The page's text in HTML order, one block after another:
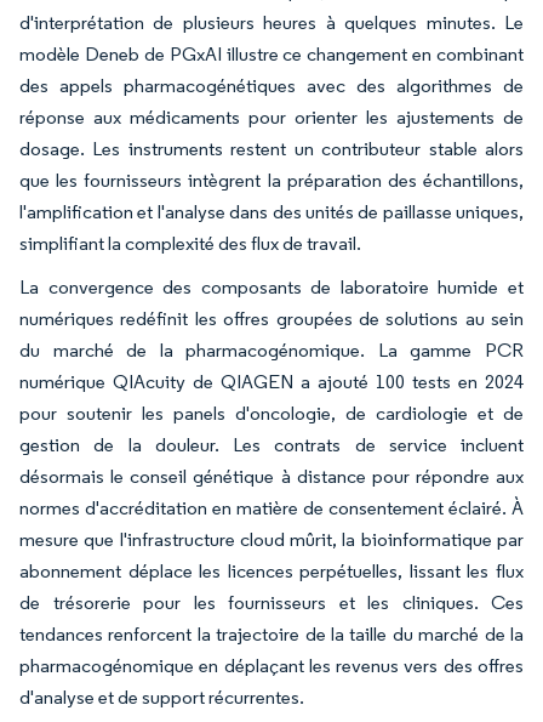
d'interprétation de plusieurs heures à quelques minutes. Le
modèle Deneb de PGxAI illustre ce changement en combinant
des appels pharmacogénétiques avec des algorithmes de
réponse aux médicaments pour orienter les ajustements de
dosage. Les instruments restent un contributeur stable alors
que les fournisseurs intègrent la préparation des échantillons,
l'amplification et l'analyse dans des unités de paillasse uniques,
simplifiant la complexité des flux de travail.
La convergence des composants de laboratoire humide et
numériques redéfinit les offres groupées de solutions au sein
du marché de la pharmacogénomique. La gamme PCR
numérique QIAcuity de QIAGEN a ajouté 100 tests en 2024
pour soutenir les panels d'oncologie, de cardiologie et de
gestion de la douleur. Les contrats de service incluent
désormais le conseil génétique à distance pour répondre aux
normes d'accréditation en matière de consentement éclairé. À
mesure que l'infrastructure cloud mûrit, la bioinformatique par
abonnement déplace les licences perpétuelles, lissant les flux
de trésorerie pour les fournisseurs et les cliniques. Ces
tendances renforcent la trajectoire de la taille du marché de la
pharmacogénomique en déplaçant les revenus vers des offres
d'analyse et de support récurrentes.